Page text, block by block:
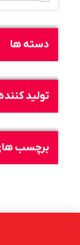
دسته ها
تولید
برچسب